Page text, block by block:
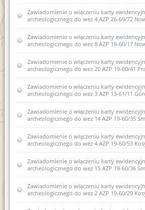
Zawiadomienie o włączeniu karty
archeologicznego do wez 4 AZP 26-69/72
Zawiadomienie o włączeniu karty
archeologicznego do wez 8 AZP 19-60/17
Zawiadomienie o włączeniu karty
archeologicznego do wez 20 AZP 19-60/41
Zawiadomienie o włączeniu karty
archeologicznego do wez 3 AZP 13-61/11
Zawiadomienie o włączeniu karty
archeologicznego do wez 14 AZP 19-60/35
Zawiadomienie o włączeniu karty
archeologicznego do wez 4 AZP 19-60/53
Zawiadomienie o włączeniu karty
archeologicznego do wez 15 AZP 19-60/36
Zawiadomienie o włączeniu karty
archeologicznego do wez 2 AZP 19-60/29